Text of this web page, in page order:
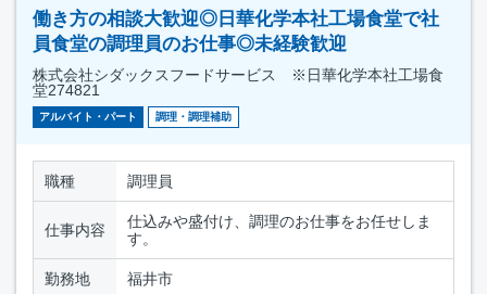
働き方の相談大歓迎◎日華化学本社工場食堂で社
員食堂の調理員のお仕事◎未経験歓迎
株式会社シダックスフードサービス ※日華化学本社工場食
堂274821
アルバイト・パート 調理・調理補助
職種 調理員
仕事内容
仕込みや盛付け、調理のお仕事をお任せしま
す。
勤務地 福井市